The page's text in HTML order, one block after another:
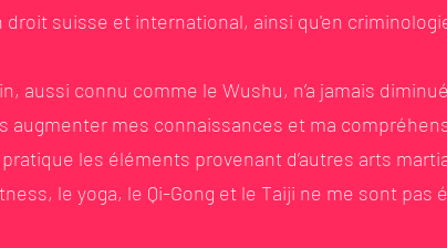
suisse et international, ainsi qu'en
aussi connu comme le Wushu, n’a jamais
augmenter mes connaissances et ma
les éléments provenant d’autres arts
le yoga, le Qi-Gong et le Taiji ne me sont pas